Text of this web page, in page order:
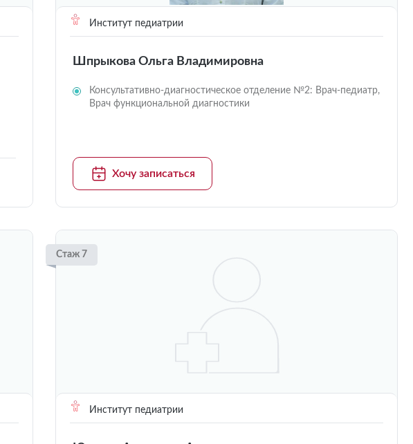
Институт педиатрии
Шпрыкова Ольга Владимировна
Консультативно-диагностическое отделение №2: Врач-педиатр,
Врач функциональной диагностики
Хочу записаться
Стаж 7
Институт педиатрии